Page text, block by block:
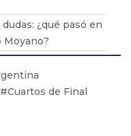
¿qué pasó en
Moyano?
el consumo se
Cuartos de Final